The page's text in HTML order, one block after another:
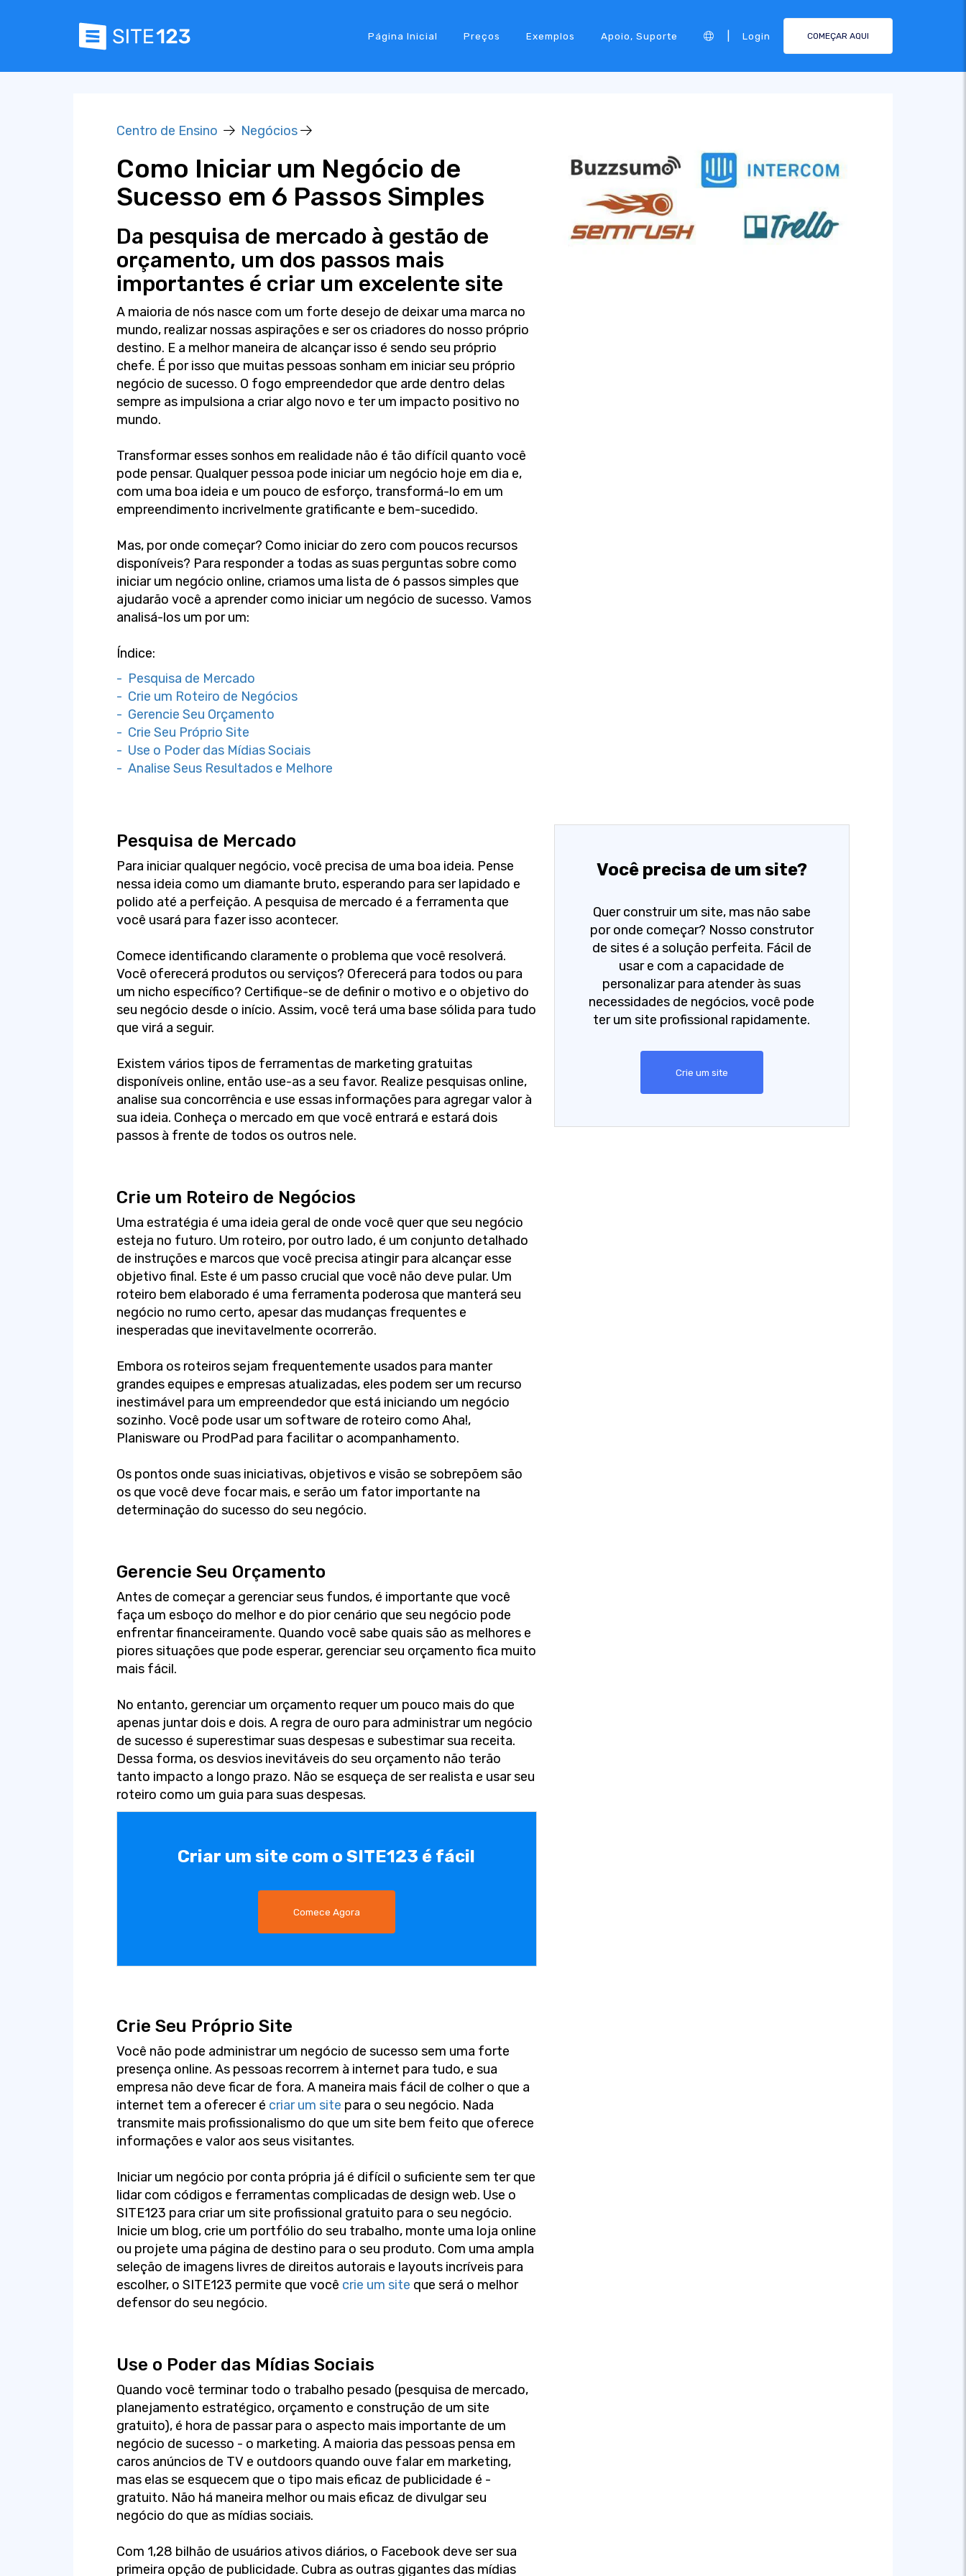
Página Inicial Preços Exemplos Apoio, Suporte Login COMEÇAR AQUI
Centro de Ensino Negócios
Como Iniciar um Negócio de
Sucesso em 6 Passos Simples
Da pesquisa de mercado à gestão de
orçamento, um dos passos mais
importantes é criar um excelente site
A maioria de nós nasce com um forte desejo de deixar uma marca no
mundo, realizar nossas aspirações e ser os criadores do nosso próprio
destino. E a melhor maneira de alcançar isso é sendo seu próprio
chefe. É por isso que muitas pessoas sonham em iniciar seu próprio
negócio de sucesso. O fogo empreendedor que arde dentro delas
sempre as impulsiona a criar algo novo e ter um impacto positivo no
mundo.
Transformar esses sonhos em realidade não é tão difícil quanto você
pode pensar. Qualquer pessoa pode iniciar um negócio hoje em dia e,
com uma boa ideia e um pouco de esforço, transformá-lo em um
empreendimento incrivelmente gratificante e bem-sucedido.
Mas, por onde começar? Como iniciar do zero com poucos recursos
disponíveis? Para responder a todas as suas perguntas sobre como
iniciar um negócio online, criamos uma lista de 6 passos simples que
ajudarão você a aprender como iniciar um negócio de sucesso. Vamos
analisá-los um por um:
Índice:
- Pesquisa de Mercado
- Crie um Roteiro de Negócios
- Gerencie Seu Orçamento
- Crie Seu Próprio Site
- Use o Poder das Mídias Sociais
- Analise Seus Resultados e Melhore
Pesquisa de Mercado
Para iniciar qualquer negócio, você precisa de uma boa ideia. Pense
nessa ideia como um diamante bruto, esperando para ser lapidado e
polido até a perfeição. A pesquisa de mercado é a ferramenta que
você usará para fazer isso acontecer.
Comece identificando claramente o problema que você resolverá.
Você oferecerá produtos ou serviços? Oferecerá para todos ou para
um nicho específico? Certifique-se de definir o motivo e o objetivo do
seu negócio desde o início. Assim, você terá uma base sólida para tudo
que virá a seguir.
Existem vários tipos de ferramentas de marketing gratuitas
disponíveis online, então use-as a seu favor. Realize pesquisas online,
analise sua concorrência e use essas informações para agregar valor à
sua ideia. Conheça o mercado em que você entrará e estará dois
passos à frente de todos os outros nele.
Você precisa de um site?
Quer construir um site, mas não sabe
por onde começar? Nosso construtor
de sites é a solução perfeita. Fácil de
usar e com a capacidade de
personalizar para atender às suas
necessidades de negócios, você pode
ter um site profissional rapidamente.
Crie um site
Crie um Roteiro de Negócios
Uma estratégia é uma ideia geral de onde você quer que seu negócio
esteja no futuro. Um roteiro, por outro lado, é um conjunto detalhado
de instruções e marcos que você precisa atingir para alcançar esse
objetivo final. Este é um passo crucial que você não deve pular. Um
roteiro bem elaborado é uma ferramenta poderosa que manterá seu
negócio no rumo certo, apesar das mudanças frequentes e
inesperadas que inevitavelmente ocorrerão.
Embora os roteiros sejam frequentemente usados para manter
grandes equipes e empresas atualizadas, eles podem ser um recurso
inestimável para um empreendedor que está iniciando um negócio
sozinho. Você pode usar um software de roteiro como Aha!,
Planisware ou ProdPad para facilitar o acompanhamento.
Os pontos onde suas iniciativas, objetivos e visão se sobrepõem são
os que você deve focar mais, e serão um fator importante na
determinação do sucesso do seu negócio.
Gerencie Seu Orçamento
Antes de começar a gerenciar seus fundos, é importante que você
faça um esboço do melhor e do pior cenário que seu negócio pode
enfrentar financeiramente. Quando você sabe quais são as melhores e
piores situações que pode esperar, gerenciar seu orçamento fica muito
mais fácil.
No entanto, gerenciar um orçamento requer um pouco mais do que
apenas juntar dois e dois. A regra de ouro para administrar um negócio
de sucesso é superestimar suas despesas e subestimar sua receita.
Dessa forma, os desvios inevitáveis do seu orçamento não terão
tanto impacto a longo prazo. Não se esqueça de ser realista e usar seu
roteiro como um guia para suas despesas.
Criar um site com o SITE123 é fácil
Comece Agora
Crie Seu Próprio Site
Você não pode administrar um negócio de sucesso sem uma forte
presença online. As pessoas recorrem à internet para tudo, e sua
empresa não deve ficar de fora. A maneira mais fácil de colher o que a
internet tem a oferecer é criar um site para o seu negócio. Nada
transmite mais profissionalismo do que um site bem feito que oferece
informações e valor aos seus visitantes.
Iniciar um negócio por conta própria já é difícil o suficiente sem ter que
lidar com códigos e ferramentas complicadas de design web. Use o
SITE123 para criar um site profissional gratuito para o seu negócio.
Inicie um blog, crie um portfólio do seu trabalho, monte uma loja online
ou projete uma página de destino para o seu produto. Com uma ampla
seleção de imagens livres de direitos autorais e layouts incríveis para
escolher, o SITE123 permite que você crie um site que será o melhor
defensor do seu negócio.
Use o Poder das Mídias Sociais
Quando você terminar todo o trabalho pesado (pesquisa de mercado,
planejamento estratégico, orçamento e construção de um site
gratuito), é hora de passar para o aspecto mais importante de um
negócio de sucesso - o marketing. A maioria das pessoas pensa em
caros anúncios de TV e outdoors quando ouve falar em marketing,
mas elas se esquecem que o tipo mais eficaz de publicidade é -
gratuito. Não há maneira melhor ou mais eficaz de divulgar seu
negócio do que as mídias sociais.
Com 1,28 bilhão de usuários ativos diários, o Facebook deve ser sua
primeira opção de publicidade. Cubra as outras gigantes das mídias